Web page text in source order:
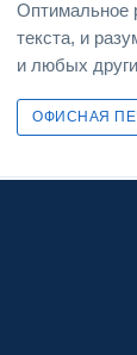
Оптимальное
текста, и
и любых
ОФИСНАЯ